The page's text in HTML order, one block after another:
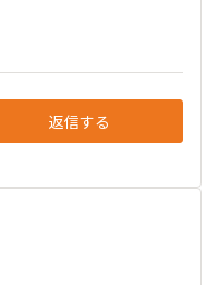
返信する